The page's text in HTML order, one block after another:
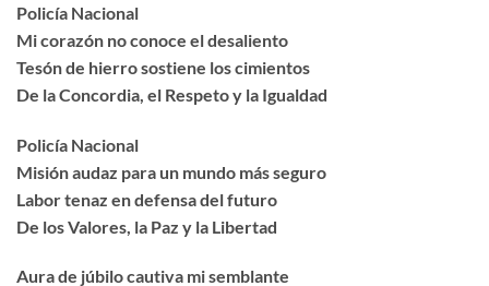
Policía Nacional
Mi corazón no conoce el desaliento
Tesón de hierro sostiene los cimientos
De la Concordia, el Respeto y la Igualdad
Policía Nacional
Misión audaz para un mundo más seguro
Labor tenaz en defensa del futuro
De los Valores, la Paz y la Libertad
Aura de júbilo cautiva mi semblante